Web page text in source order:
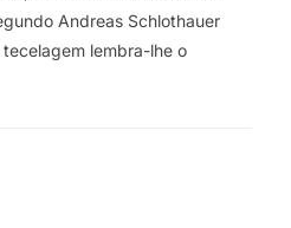
Andreas Schlothauer
lembra-lhe o